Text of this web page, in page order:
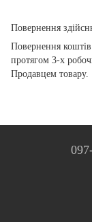
Повернення
Повернення
протягом 3-х
Продавцем товару.